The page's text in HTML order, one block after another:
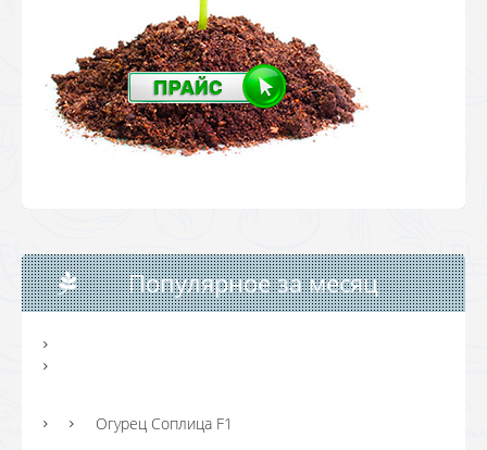
Популярное за месяц
Огурец Соплица F1